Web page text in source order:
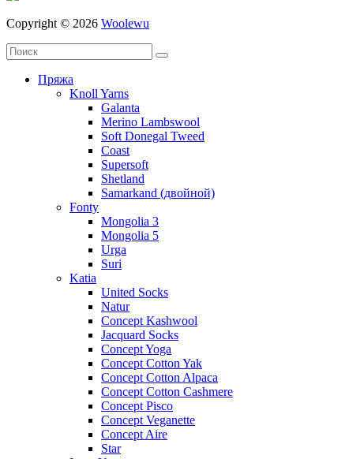
Copyright © 2026 Woolewu
Пряжа
Knoll Yarns
Galanta
Merino Lambswool
Soft Donegal Tweed
Coast
Supersoft
Shetland
Samarkand (двойной)
Fonty
Mongolia 3
Mongolia 5
Urga
Suri
Katia
United Socks
Natur
Concept Kashwool
Jacquard Socks
Concept Yoga
Concept Cotton Yak
Concept Cotton Alpaca
Concept Cotton Cashmere
Concept Pisco
Concept Veganette
Concept Aire
Star